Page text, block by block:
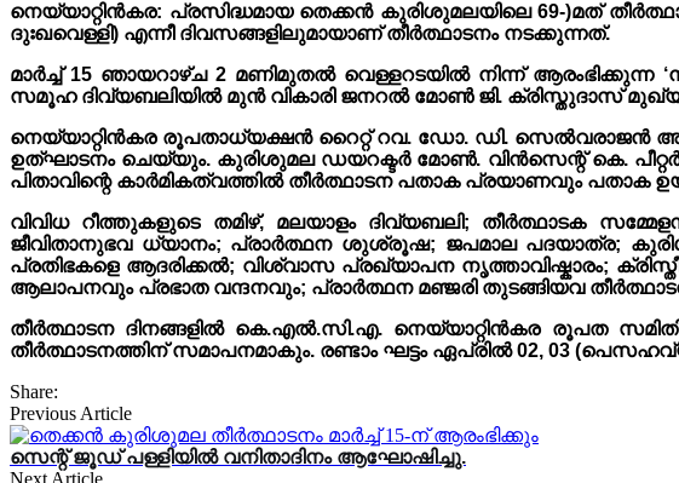
നെയ്യാറ്റിൻകര: പ്രസിദ്ധമായ തെക്കൻ കുരിശുമലയിലെ 69-)മത്
ദുഃഖവെള്ളി) എന്നീ ദിവസങ്ങളിലുമായാണ് തീർത്ഥാടനം നടക്കുന്നത്.
മാർച്ച് 15 ഞായറാഴ്ച 2 മണിമുതൽ വെള്ളറടയിൽ നിന്ന് ആരംഭിക്കുന്ന
സമൂഹ ദിവ്യബലിയിൽ മുൻ വികാരി ജനറൽ മോൺ ജി. ക്രിസ്തുദാസ്
നെയ്യാറ്റിൻകര രൂപതാധ്യക്ഷൻ റൈറ്റ് റവ. ഡോ. ഡി.
ഉത്‌ഘാടനം ചെയ്യും. കുരിശുമല ഡയറക്ടർ മോൺ. വിൻസെന്റ് കെ.
പിതാവിന്റെ കാർമികത്വത്തിൽ തീർത്ഥാടന പതാക പ്രയാണവും
വിവിധ റീത്തുകളുടെ തമിഴ്, മലയാളം ദിവ്യബലി; തീർത്ഥാടക
ജീവിതാനുഭവ ധ്യാനം; പ്രാർത്ഥന ശുശ്രൂഷ; ജപമാല പദയാത്ര;
പ്രതിഭകളെ ആദരിക്കൽ; വിശ്വാസ പ്രഖ്യാപന നൃത്താവിഷ്കാരം;
ആലാപനവും പ്രഭാത വന്ദനവും; പ്രാർത്ഥന മഞ്ജരി തുടങ്ങിയവ
തീർത്ഥാടന ദിനങ്ങളിൽ കെ.എൽ.സി.എ. നെയ്യാറ്റിൻകര രൂപത സമിതി
തീർത്ഥാടനത്തിന് സമാപനമാകും. രണ്ടാം ഘട്ടം ഏപ്രിൽ 02, 03
Share:
Previous Article
സെന്റ് ജൂഡ് പള്ളിയിൽ വനിതാദിനം ആഘോഷിച്ചു.
Next Article